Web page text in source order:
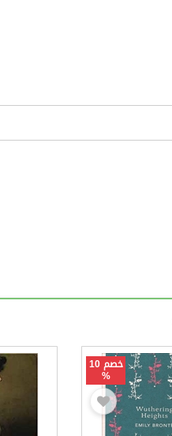
خصم 10
%